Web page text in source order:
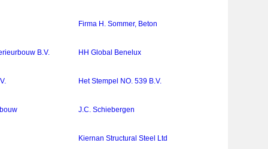
Firma H. Sommer, Beton
B.V. HH Global Benelux
Het Stempel NO. 539 B.V.
J.C. Schiebergen
Kiernan Structural Steel Ltd